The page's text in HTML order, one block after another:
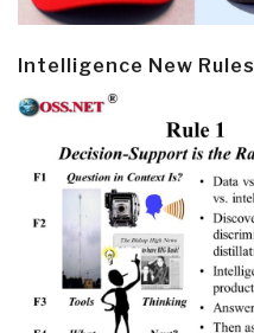
Intelligence New Rules